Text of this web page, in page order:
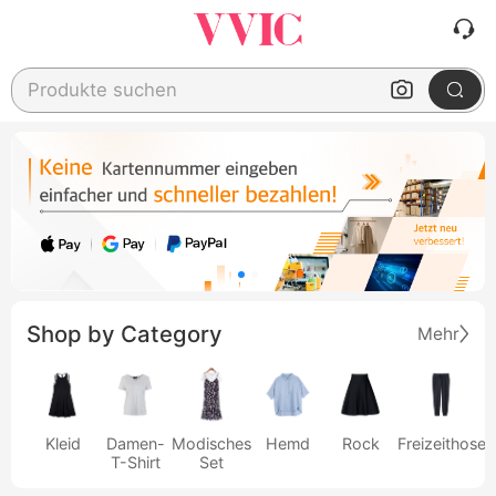
Produkte suchen
Shop by Category Mehr
Kleid
Damen-
T-Shirt
Modisches
Set
Hemd Rock Freizeithose